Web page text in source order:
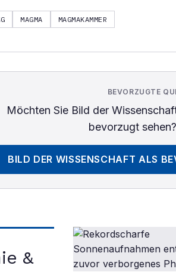
MAGMA MAGMAKAMMER
BEVORZUGTE
Möchten Sie Bild der
bevorzugt
BILD DER WISSENSCHAFT ALS
&